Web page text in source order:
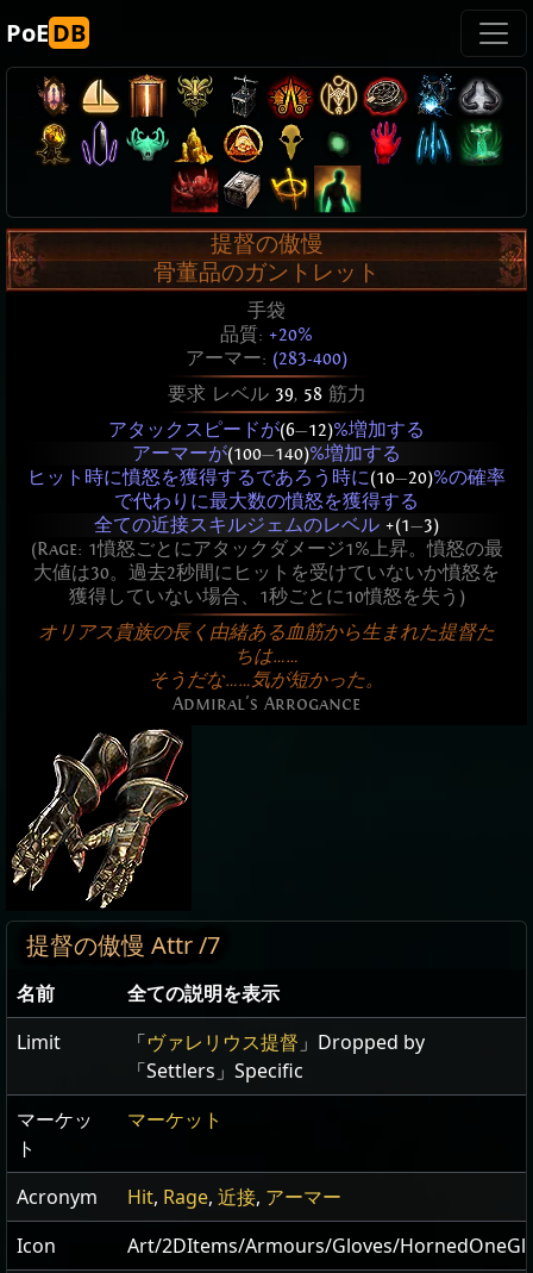
PoEDB
提督の傲慢
骨董品のガントレット
手袋
品質: +20%
アーマー: (283-400)
要求 レベル 39, 58筋力
アタックスピードが(6—12)%増加する
アーマーが(100—140)%増加する
ヒット時に憤怒を獲得するであろう時に(10—20)%の確率
で代わりに最大数の憤怒を獲得する
全ての近接スキルジェムのレベル +(1—3)
(Rage: 1憤怒ごとにアタックダメージ1%上昇。憤怒の最
大値は30。過去2秒間にヒットを受けていないか憤怒を
獲得していない場合、1秒ごとに10憤怒を失う)
オリアス貴族の長く由緒ある血筋から生まれた提督た
ちは……
そうだな……気が短かった。
Admiral's Arrogance
提督の傲慢 Attr /7
名前
全ての説明を表示
Limit
「ヴァレリウス提督 」Dropped by
「Settlers」Specific
マーケッ
ト
マーケット
Acronym Hit, Rage, 近接, アーマー
Icon
Art/2DItems/Armours/Gloves/